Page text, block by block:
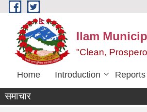
Skip to main content
Ilam
"Clean,
Home Introduction Reports
समाचार